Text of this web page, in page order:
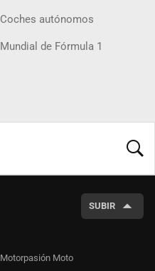
Coches autónomos
Mundial de Fórmula 1
SUBIR
Motorpasión Moto